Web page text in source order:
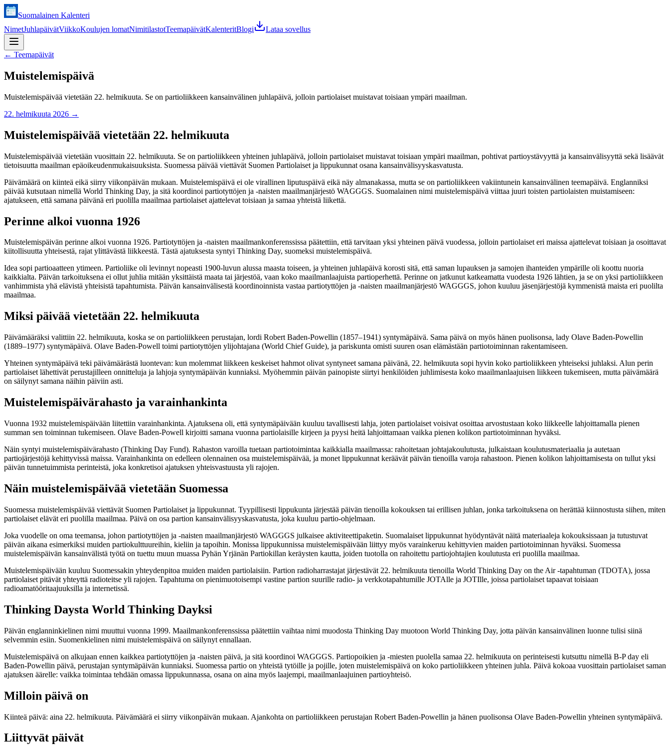
Suomalainen Kalenteri
NimetJuhlapäivätViikkoKoulujen lomatNimitilastotTeemapäivätKalenteritBlogi Lataa sovellus
← Teemapäivät
Muistelemispäivä
Muistelemispäivää vietetään 22. helmikuuta. Se on partioliikkeen kansainvälinen juhlapäivä, jolloin partiolaiset muistavat toisiaan ympäri maailman.
22. helmikuuta 2026 →
Muistelemispäivää vietetään 22. helmikuuta
Muistelemispäivää vietetään vuosittain 22. helmikuuta. Se on partioliikkeen yhteinen juhlapäivä, jolloin partiolaiset muistavat toisiaan ympäri maailman, pohtivat partioystävyyttä ja kansainvälisyyttä sekä lisäävät
tietoisuutta maailman epäoikeudenmukaisuuksista. Suomessa päivää viettävät Suomen Partiolaiset ja lippukunnat osana kansainvälisyyskasvatusta.
Päivämäärä on kiinteä eikä siirry viikonpäivän mukaan. Muistelemispäivä ei ole virallinen liputuspäivä eikä näy almanakassa, mutta se on partioliikkeen vakiintunein kansainvälinen teemapäivä. Englanniksi
päivää kutsutaan nimellä World Thinking Day, ja sitä koordinoi partiotyttöjen ja -naisten maailmanjärjestö WAGGGS. Suomalainen nimi muistelemispäivä viittaa juuri toisten partiolaisten muistamiseen:
ajatukseen, että samana päivänä eri puolilla maailmaa partiolaiset ajattelevat toisiaan ja samaa yhteistä liikettä.
Perinne alkoi vuonna 1926
Muistelemispäivän perinne alkoi vuonna 1926. Partiotyttöjen ja -naisten maailmankonferenssissa päätettiin, että tarvitaan yksi yhteinen päivä vuodessa, jolloin partiolaiset eri maissa ajattelevat toisiaan ja osoittavat
kiitollisuutta yhteisestä, rajat ylittävästä liikkeestä. Tästä ajatuksesta syntyi Thinking Day, suomeksi muistelemispäivä.
Idea sopi partioaatteen ytimeen. Partioliike oli levinnyt nopeasti 1900-luvun alussa maasta toiseen, ja yhteinen juhlapäivä korosti sitä, että saman lupauksen ja samojen ihanteiden ympärille oli koottu nuoria
kaikkialta. Päivän tarkoituksena ei ollut juhlia mitään yksittäistä maata tai järjestöä, vaan koko maailmanlaajuista partioperhettä. Perinne on jatkunut katkeamatta vuodesta 1926 lähtien, ja se on yksi partioliikkeen
vanhimmista yhä elävistä yhteisistä tapahtumista. Päivän kansainvälisestä koordinoinnista vastaa partiotyttöjen ja -naisten maailmanjärjestö WAGGGS, johon kuuluu jäsenjärjestöjä kymmenistä maista eri puolilta
maailmaa.
Miksi päivää vietetään 22. helmikuuta
Päivämääräksi valittiin 22. helmikuuta, koska se on partioliikkeen perustajan, lordi Robert Baden-Powellin (1857–1941) syntymäpäivä. Sama päivä on myös hänen puolisonsa, lady Olave Baden-Powellin
(1889–1977) syntymäpäivä. Olave Baden-Powell toimi partiotyttöjen ylijohtajana (World Chief Guide), ja pariskunta omisti suuren osan elämästään partiotoiminnan rakentamiseen.
Yhteinen syntymäpäivä teki päivämäärästä luontevan: kun molemmat liikkeen keskeiset hahmot olivat syntyneet samana päivänä, 22. helmikuuta sopi hyvin koko partioliikkeen yhteiseksi juhlaksi. Alun perin
partiolaiset lähettivät perustajilleen onnitteluja ja lahjoja syntymäpäivän kunniaksi. Myöhemmin päivän painopiste siirtyi henkilöiden juhlimisesta koko maailmanlaajuisen liikkeen tukemiseen, mutta päivämäärä
on säilynyt samana näihin päiviin asti.
Muistelemispäivärahasto ja varainhankinta
Vuonna 1932 muistelemispäivään liitettiin varainhankinta. Ajatuksena oli, että syntymäpäivään kuuluu tavallisesti lahja, joten partiolaiset voisivat osoittaa arvostustaan koko liikkeelle lahjoittamalla pienen
summan sen toiminnan tukemiseen. Olave Baden-Powell kirjoitti samana vuonna partiolaisille kirjeen ja pyysi heitä lahjoittamaan vaikka pienen kolikon partiotoiminnan hyväksi.
Näin syntyi muistelemispäivärahasto (Thinking Day Fund). Rahaston varoilla tuetaan partiotoimintaa kaikkialla maailmassa: rahoitetaan johtajakoulutusta, julkaistaan koulutusmateriaalia ja autetaan
partiojärjestöjä kehittyvissä maissa. Varainhankinta on edelleen olennainen osa muistelemispäivää, ja monet lippukunnat keräävät päivän tienoilla varoja rahastoon. Pienen kolikon lahjoittamisesta on tullut yksi
päivän tunnetuimmista perinteistä, joka konkretisoi ajatuksen yhteisvastuusta yli rajojen.
Näin muistelemispäivää vietetään Suomessa
Suomessa muistelemispäivää viettävät Suomen Partiolaiset ja lippukunnat. Tyypillisesti lippukunta järjestää päivän tienoilla kokouksen tai erillisen juhlan, jonka tarkoituksena on herättää kiinnostusta siihen, miten
partiolaiset elävät eri puolilla maailmaa. Päivä on osa partion kansainvälisyyskasvatusta, joka kuuluu partio-ohjelmaan.
Joka vuodelle on oma teemansa, johon partiotyttöjen ja -naisten maailmanjärjestö WAGGGS julkaisee aktiviteettipaketin. Suomalaiset lippukunnat hyödyntävät näitä materiaaleja kokouksissaan ja tutustuvat
päivän aikana esimerkiksi muiden partiokulttuureihin, kieliin ja tapoihin. Monissa lippukunnissa muistelemispäivään liittyy myös varainkeruu kehittyvien maiden partiotoiminnan hyväksi. Suomessa
muistelemispäivän kansainvälistä työtä on tuettu muun muassa Pyhän Yrjänän Partiokillan keräysten kautta, joiden tuotolla on rahoitettu partiojohtajien koulutusta eri puolilla maailmaa.
Muistelemispäivään kuuluu Suomessakin yhteydenpitoa muiden maiden partiolaisiin. Partion radioharrastajat järjestävät 22. helmikuuta tienoilla World Thinking Day on the Air -tapahtuman (TDOTA), jossa
partiolaiset pitävät yhteyttä radioteitse yli rajojen. Tapahtuma on pienimuotoisempi vastine partion suurille radio- ja verkkotapahtumille JOTAlle ja JOTIlle, joissa partiolaiset tapaavat toisiaan
radioamatööritaajuuksilla ja internetissä.
Thinking Daysta World Thinking Dayksi
Päivän englanninkielinen nimi muuttui vuonna 1999. Maailmankonferenssissa päätettiin vaihtaa nimi muodosta Thinking Day muotoon World Thinking Day, jotta päivän kansainvälinen luonne tulisi siinä
selvemmin esiin. Suomenkielinen nimi muistelemispäivä on säilynyt ennallaan.
Muistelemispäivä on alkujaan ennen kaikkea partiotyttöjen ja -naisten päivä, ja sitä koordinoi WAGGGS. Partiopoikien ja -miesten puolella samaa 22. helmikuuta on perinteisesti kutsuttu nimellä B-P day eli
Baden-Powellin päivä, perustajan syntymäpäivän kunniaksi. Suomessa partio on yhteistä tytöille ja pojille, joten muistelemispäivä on koko partioliikkeen yhteinen juhla. Päivä kokoaa vuosittain partiolaiset saman
ajatuksen äärelle: vaikka toimintaa tehdään omassa lippukunnassa, osana on aina myös laajempi, maailmanlaajuinen partioyhteisö.
Milloin päivä on
Kiinteä päivä: aina 22. helmikuuta. Päivämäärä ei siirry viikonpäivän mukaan. Ajankohta on partioliikkeen perustajan Robert Baden-Powellin ja hänen puolisonsa Olave Baden-Powellin yhteinen syntymäpäivä.
Liittyvät päivät